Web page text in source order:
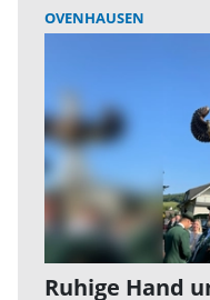
OVENHAUSEN
Ruhige Hand